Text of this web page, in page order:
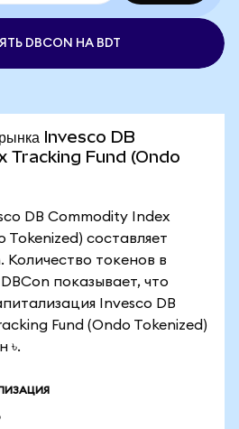
DBCON НА BDT
Invesco DB
Tracking Fund (Ondo
DB Commodity Index
Tokenized) составляет
Количество токенов в
показывает, что
Invesco DB
Fund (Ondo Tokenized)
৳.